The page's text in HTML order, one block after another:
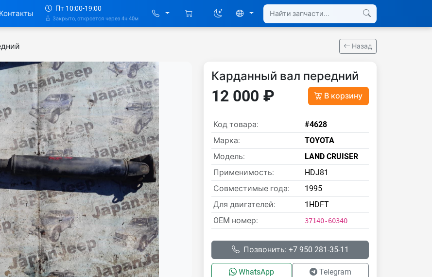
Контакты
Пт 10:00-19:00
Закрыто, откроется через 4ч 40м
Назад
Карданный вал передний
12 000 ₽ В корзину
Код товара:
#4628
Марка:
TOYOTA
Модель:
LAND CRUISER
Применимость:
HDJ81
Совместимые года:
1995
Для двигателей:
1HDFT
OEM номер:
37140-60340
Позвонить: +7 950 281-35-11
WhatsApp Telegram